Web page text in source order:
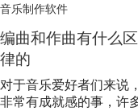
音乐制作软件
编曲和作曲有什么
律的
对于音乐爱好者们来说
非常有成就感的事，许